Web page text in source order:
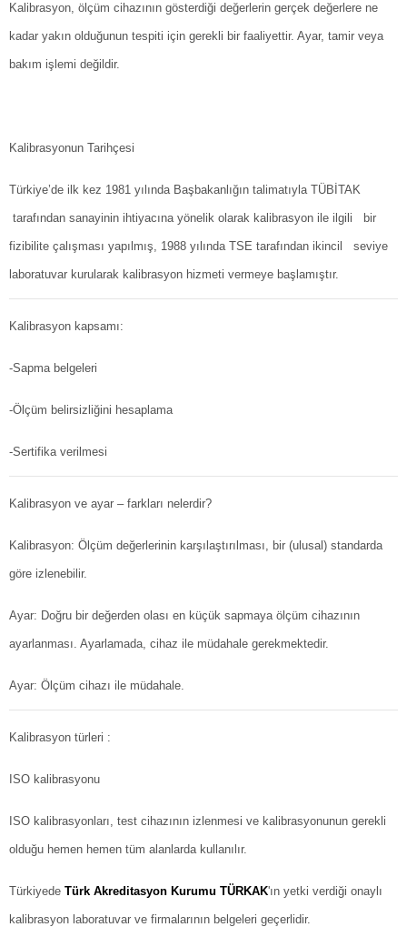
Kalibrasyon, ölçüm cihazının gösterdiği değerlerin gerçek değerlere ne
kadar yakın olduğunun tespiti için gerekli bir faaliyettir. Ayar, tamir veya
bakım işlemi değildir.
Kalibrasyonun Tarihçesi
Türkiye’de ilk kez 1981 yılında Başbakanlığın talimatıyla TÜBİTAK
tarafından sanayinin ihtiyacına yönelik olarak kalibrasyon ile ilgili bir
fizibilite çalışması yapılmış, 1988 yılında TSE tarafından ikincil seviye
laboratuvar kurularak kalibrasyon hizmeti vermeye başlamıştır.
Kalibrasyon kapsamı:
-Sapma belgeleri
-Ölçüm belirsizliğini hesaplama
-Sertifika verilmesi
Kalibrasyon ve ayar – farkları nelerdir?
Kalibrasyon: Ölçüm değerlerinin karşılaştırılması, bir (ulusal) standarda
göre izlenebilir.
Ayar: Doğru bir değerden olası en küçük sapmaya ölçüm cihazının
ayarlanması. Ayarlamada, cihaz ile müdahale gerekmektedir.
Ayar: Ölçüm cihazı ile müdahale.
Kalibrasyon türleri :
ISO kalibrasyonu
ISO kalibrasyonları, test cihazının izlenmesi ve kalibrasyonunun gerekli
olduğu hemen hemen tüm alanlarda kullanılır.
Türkiyede Türk Akreditasyon Kurumu TÜRKAK'ın yetki verdiği onaylı
kalibrasyon laboratuvar ve firmalarının belgeleri geçerlidir.